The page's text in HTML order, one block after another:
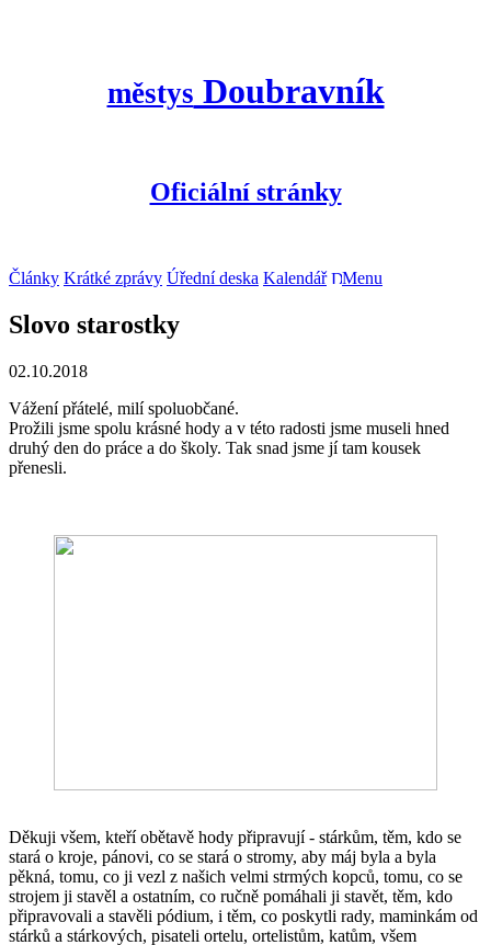
městys Doubravník
Oficiální stránky
Články Krátké zprávy Úřední deska Kalendář Menu
Slovo starostky
02.10.2018
Vážení přátelé, milí spoluobčané.
Prožili jsme spolu krásné hody a v této radosti jsme museli hned
druhý den do práce a do školy. Tak snad jsme jí tam kousek
přenesli.
Děkuji všem, kteří obětavě hody připravují - stárkům, těm, kdo se
stará o kroje, pánovi, co se stará o stromy, aby máj byla a byla
pěkná, tomu, co ji vezl z našich velmi strmých kopců, tomu, co se
strojem ji stavěl a ostatním, co ručně pomáhali ji stavět, těm, kdo
připravovali a stavěli pódium, i těm, co poskytli rady, maminkám od
stárků a stárkových, pisateli ortelu, ortelistům, katům, všem